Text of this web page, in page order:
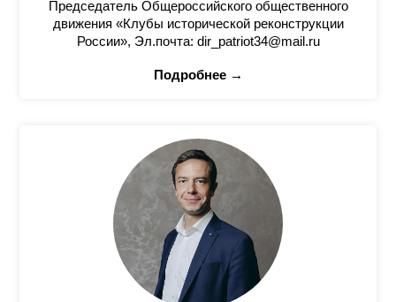
Председатель Общероссийского общественного
движения «Клубы исторической реконструкции
России», Эл.почта: dir_patriot34@mail.ru
Подробнее →